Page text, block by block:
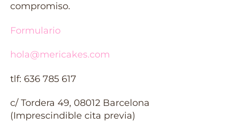
compromiso.
Formulario
hola@mericakes.com
tlf: 636 785 617
c/ Tordera 49, 08012 Barcelona
(Imprescindible cita previa)